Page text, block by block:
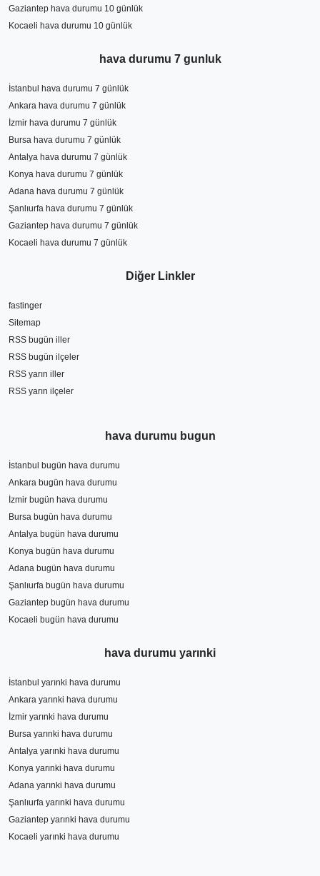
Gaziantep hava durumu 10 günlük
Kocaeli hava durumu 10 günlük
hava durumu 7 gunluk
İstanbul hava durumu 7 günlük
Ankara hava durumu 7 günlük
İzmir hava durumu 7 günlük
Bursa hava durumu 7 günlük
Antalya hava durumu 7 günlük
Konya hava durumu 7 günlük
Adana hava durumu 7 günlük
Şanlıurfa hava durumu 7 günlük
Gaziantep hava durumu 7 günlük
Kocaeli hava durumu 7 günlük
Diğer Linkler
fastinger
Sitemap
RSS bugün iller
RSS bugün ilçeler
RSS yarın iller
RSS yarın ilçeler
hava durumu bugun
İstanbul bugün hava durumu
Ankara bugün hava durumu
İzmir bugün hava durumu
Bursa bugün hava durumu
Antalya bugün hava durumu
Konya bugün hava durumu
Adana bugün hava durumu
Şanlıurfa bugün hava durumu
Gaziantep bugün hava durumu
Kocaeli bugün hava durumu
hava durumu yarınki
İstanbul yarınki hava durumu
Ankara yarınki hava durumu
İzmir yarınki hava durumu
Bursa yarınki hava durumu
Antalya yarınki hava durumu
Konya yarınki hava durumu
Adana yarınki hava durumu
Şanlıurfa yarınki hava durumu
Gaziantep yarınki hava durumu
Kocaeli yarınki hava durumu